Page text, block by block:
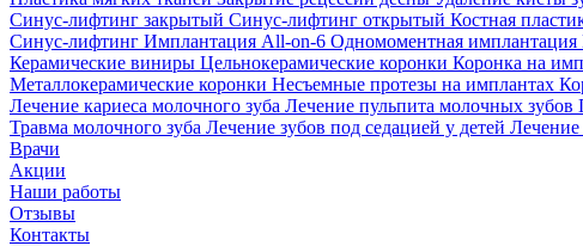
Синус-лифтинг закрытый Синус-лифтинг открытый Костная
Синус-лифтинг Имплантация All-on-6 Одномоментная имплантация
Керамические виниры Цельнокерамические коронки Коронка на
Металлокерамические коронки Несъемные протезы на имплантах
Лечение кариеса молочного зуба Лечение пульпита молочных зубов
Травма молочного зуба Лечение зубов под седацией у детей Лечение
Врачи
Акции
Наши работы
Отзывы
Контакты